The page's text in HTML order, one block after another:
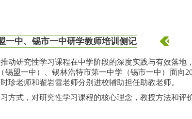
一中、锡市一中研学教师培训侧记
动研究性学习课程在中学阶段的深度实践与有效落
盟一中）、锡林浩特市第一中学（锡市一中）面向
珍老师和翟岩雪老师分别进校辅助担任助教老师。
方式，对研究性学习课程的核心理念，教授方法和评